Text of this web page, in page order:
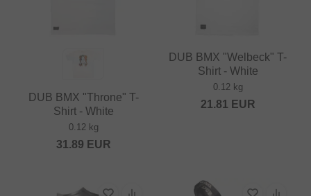
DUB BMX "Throne" T-
Shirt - White
0.12 kg
31.89 EUR
DUB BMX "Welbeck" T-
Shirt - White
0.12 kg
21.81 EUR